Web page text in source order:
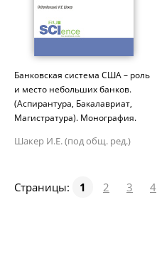
Банковская система США – роль
и место небольших банков.
(Аспирантура, Бакалавриат,
Магистратура). Монография.
Шакер И.Е. (под общ. ред.)
Страницы: 1 2 3 4